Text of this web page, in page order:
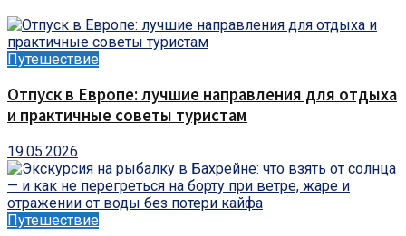
Путешествие
Отпуск в Европе: лучшие направления для отдыха
и практичные советы туристам
19.05.2026
Путешествие